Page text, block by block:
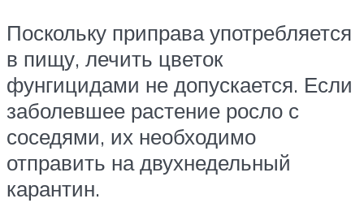
Поскольку приправа употребляется
в пищу, лечить цветок
фунгицидами не допускается. Если
заболевшее растение росло с
соседями, их необходимо
отправить на двухнедельный
карантин.